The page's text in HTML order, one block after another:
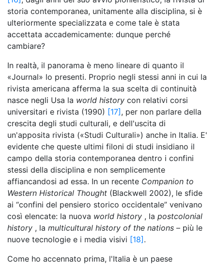
storia contemporanea, unitamente alla disciplina, si è
ulteriormente specializzata e come tale è stata
accettata accademicamente: dunque perché
cambiare?
In realtà, il panorama è meno lineare di quanto il
«Journal» lo presenti. Proprio negli stessi anni in cui la
rivista americana afferma la sua scelta di continuità
nasce negli Usa la world history con relativi corsi
universitari e rivista (1990) [17] , per non parlare della
crescita degli studi culturali, e dell'uscita di
un'apposita rivista («Studi Culturali») anche in Italia. E'
evidente che queste ultimi filoni di studi insidiano il
campo della storia contemporanea dentro i confini
stessi della disciplina e non semplicemente
affiancandosi ad essa. In un recente Companion to
Western Historical Thought (Blackwell 2002), le sfide
ai “confini del pensiero storico occidentale” venivano
così elencate: la nuova world history , la postcolonial
history , la multicultural history of the nations – più le
nuove tecnologie e i media visivi [18] .
Come ho accennato prima, l'Italia è un paese